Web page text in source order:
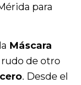
para
Máscara
de otro
. Desde el